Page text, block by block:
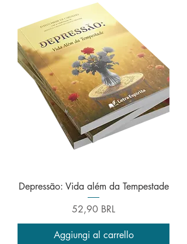
Depressão: Vida além da Tempestade
Prezzo
52,90 BRL
Aggiungi al carrello